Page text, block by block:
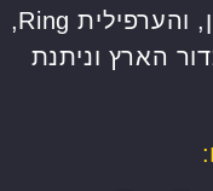
הנמצא 1,150 שנות אור מכאן, והערפילית Ring,
מכדור הארץ וניתנת